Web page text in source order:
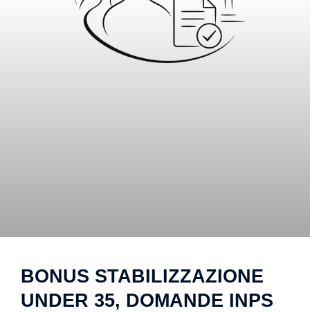
BONUS STABILIZZAZIONE
UNDER 35, DOMANDE INPS